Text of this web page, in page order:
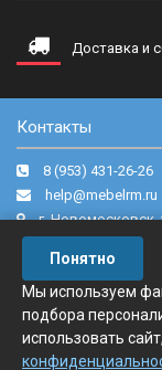
Доставка и
Контакты
8 (953) 431-26-26
help@mebelrm.ru
г. Новомосковск,
Райт мебель © 2016-
Понятно
Мы используем
подбора
использовать